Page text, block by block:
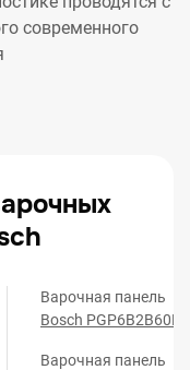
современного
Варочная панель
Bosch PGP6B2B60R
Варочная панель